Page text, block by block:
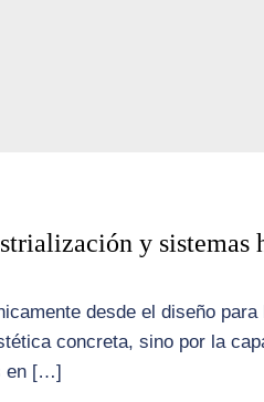
y sistemas
desde el diseño
concreta, sino por la
en […]